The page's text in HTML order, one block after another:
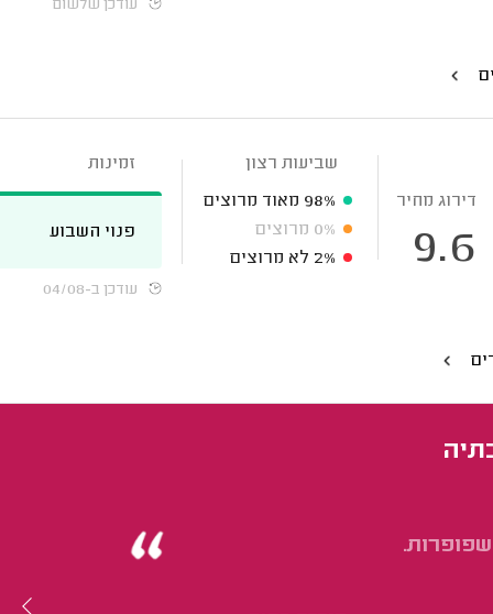
עודכן שלשום
דירוג מחיר
9.6
שביעות רצון
98% מאוד מרוצים
0% מרוצים
2% לא מרוצים
זמינות
פנוי השבוע
עודכן ב-04/08